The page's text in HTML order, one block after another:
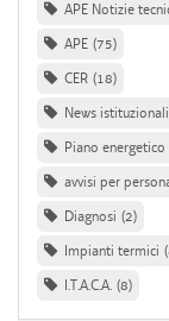
APE Notizie
APE 75
CER 18
News istituzionali
Piano
avvisi per
Diagnosi 2
Impianti termici
I.T.A.C.A. 8